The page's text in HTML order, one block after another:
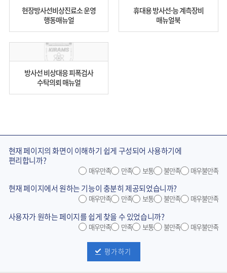
현장방사선비상진료소 운영
행동매뉴얼
휴대용 방사선·능 계측장비
매뉴얼북
방사선 비상대응 피폭검사
수탁의뢰 매뉴얼
현재 페이지의 화면이 이해하기 쉽게 구성되어 사용하기에
편리합니까?
매우만족 만족 보통 불만족 매우불만족
현재 페이지에서 원하는 기능이 충분히 제공되었습니까?
매우만족 만족 보통 불만족 매우불만족
사용자가 원하는 페이지를 쉽게 찾을 수 있었습니까?
매우만족 만족 보통 불만족 매우불만족
평가하기